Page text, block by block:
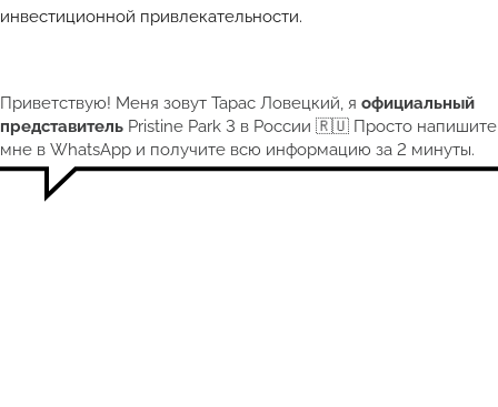
инвестиционной привлекательности.
Приветствую! Меня зовут Тарас Ловецкий, я официальный
представитель Pristine Park 3 в России 🇷🇺 Просто напишите
мне в WhatsApp и получите всю информацию за 2 минуты.